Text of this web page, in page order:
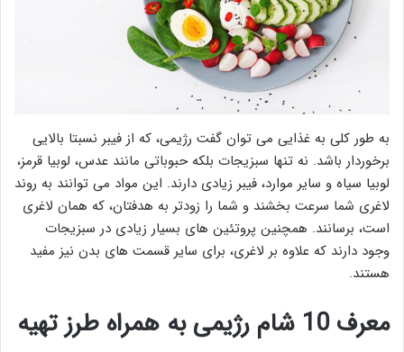
به طور کلی به غذایی می توان گفت رژیمی، که از فیبر نسبتا بالایی
برخوردار باشد. نه تنها سبزیجات بلکه حبوباتی مانند عدس، لوبیا قرمز،
لوبیا سیاه و سایر موارد، فیبر زیادی دارند. این مواد می توانند به روند
لاغری شما سرعت بخشند و شما را زودتر به هدفتان، که همان لاغری
است، برسانند. همچنین پروتئین های بسیار زیادی در سبزیجات
وجود دارند که علاوه بر لاغری، برای سایر قسمت های بدن نیز مفید
هستند.
معرف 10 شام رژیمی به همراه طرز تهیه